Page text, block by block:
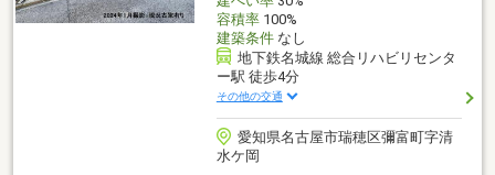
容積率100%
建築条件なし
地下鉄名城線 総合リハビリセンタ
ー駅 徒歩4分
その他の交通
愛知県名古屋市瑞穂区彌富町字清
水ケ岡